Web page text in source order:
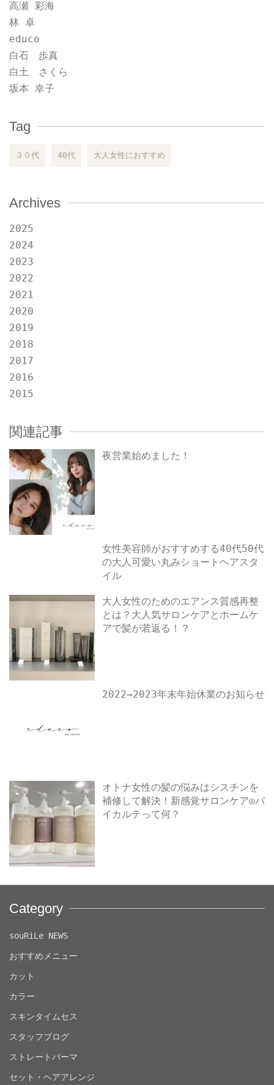
高瀬 彩海
林 卓
educo
白石 歩真
白土 さくら
坂本 幸子
Tag
３０代 40代 大人女性におすすめ
Archives
2025
2024
2023
2022
2021
2020
2019
2018
2017
2016
2015
関連記事
夜営業始めました！
女性美容師がおすすめする40代50代
の大人可愛い丸みショートヘアスタ
イル
大人女性のためのエアンス質感再整
とは？大人気サロンケアとホームケ
アで髪が若返る！？
2022→2023年末年始休業のお知らせ
オトナ女性の髪の悩みはシスチンを
補修して解決！新感覚サロンケア◎バ
イカルテって何？
Category
souRiLe NEWS
おすすめメニュー
カット
カラー
スキンタイムセス
スタッフブログ
ストレートパーマ
セット・ヘアアレンジ